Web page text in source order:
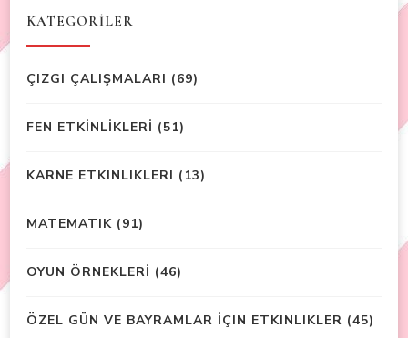
KATEGORİLER
ÇIZGI ÇALIŞMALARI (69)
FEN ETKİNLİKLERİ (51)
KARNE ETKINLIKLERI (13)
MATEMATIK (91)
OYUN ÖRNEKLERİ (46)
ÖZEL GÜN VE BAYRAMLAR İÇIN ETKINLIKLER (45)